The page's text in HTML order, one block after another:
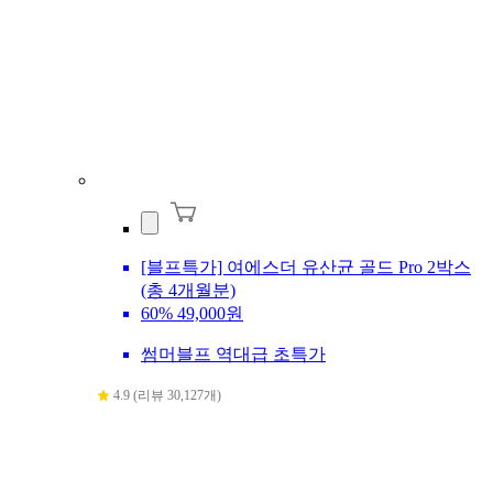
[블프특가] 여에스더 유산균 골드 Pro 2박스
(총 4개월분)
60% 49,000원
썸머블프 역대급 초특가
4.9 (리뷰 30,127개)